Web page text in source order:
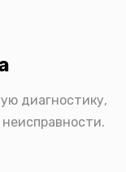
диагностику,